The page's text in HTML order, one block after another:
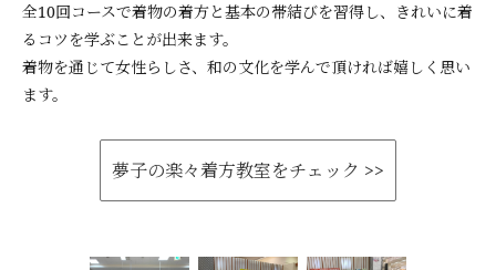
全10回コースで着物の着方と基本の帯結びを習得し、きれいに着
るコツを学ぶことが出来ます。
着物を通じて女性らしさ、和の文化を学んで頂ければ嬉しく思い
ます。
夢子の楽々着方教室をチェック >>